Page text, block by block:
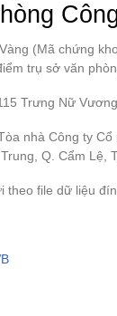
(Mã chứng
trụ sở văn
Nữ Vương, P.
Công ty Cổ
Lệ, Tp.
theo file dữ liệu